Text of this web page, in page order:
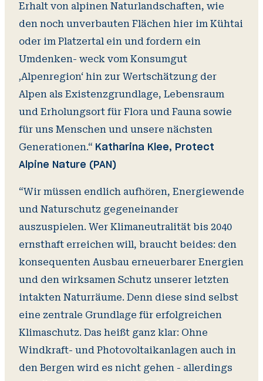
Erhalt von alpinen Naturlandschaften, wie
den noch unverbauten Flächen hier im Kühtai
oder im Platzertal ein und fordern ein
Umdenken- weck vom Konsumgut
‚Alpenregion‘ hin zur Wertschätzung der
Alpen als Existenzgrundlage, Lebensraum
und Erholungsort für Flora und Fauna sowie
für uns Menschen und unsere nächsten
Generationen.“ Katharina Klee, Protect
Alpine Nature (PAN)
“Wir müssen endlich aufhören, Energiewende
und Naturschutz gegeneinander
auszuspielen. Wer Klimaneutralität bis 2040
ernsthaft erreichen will, braucht beides: den
konsequenten Ausbau erneuerbarer Energien
und den wirksamen Schutz unserer letzten
intakten Naturräume. Denn diese sind selbst
eine zentrale Grundlage für erfolgreichen
Klimaschutz. Das heißt ganz klar: Ohne
Windkraft- und Photovoltaikanlagen auch in
den Bergen wird es nicht gehen - allerdings